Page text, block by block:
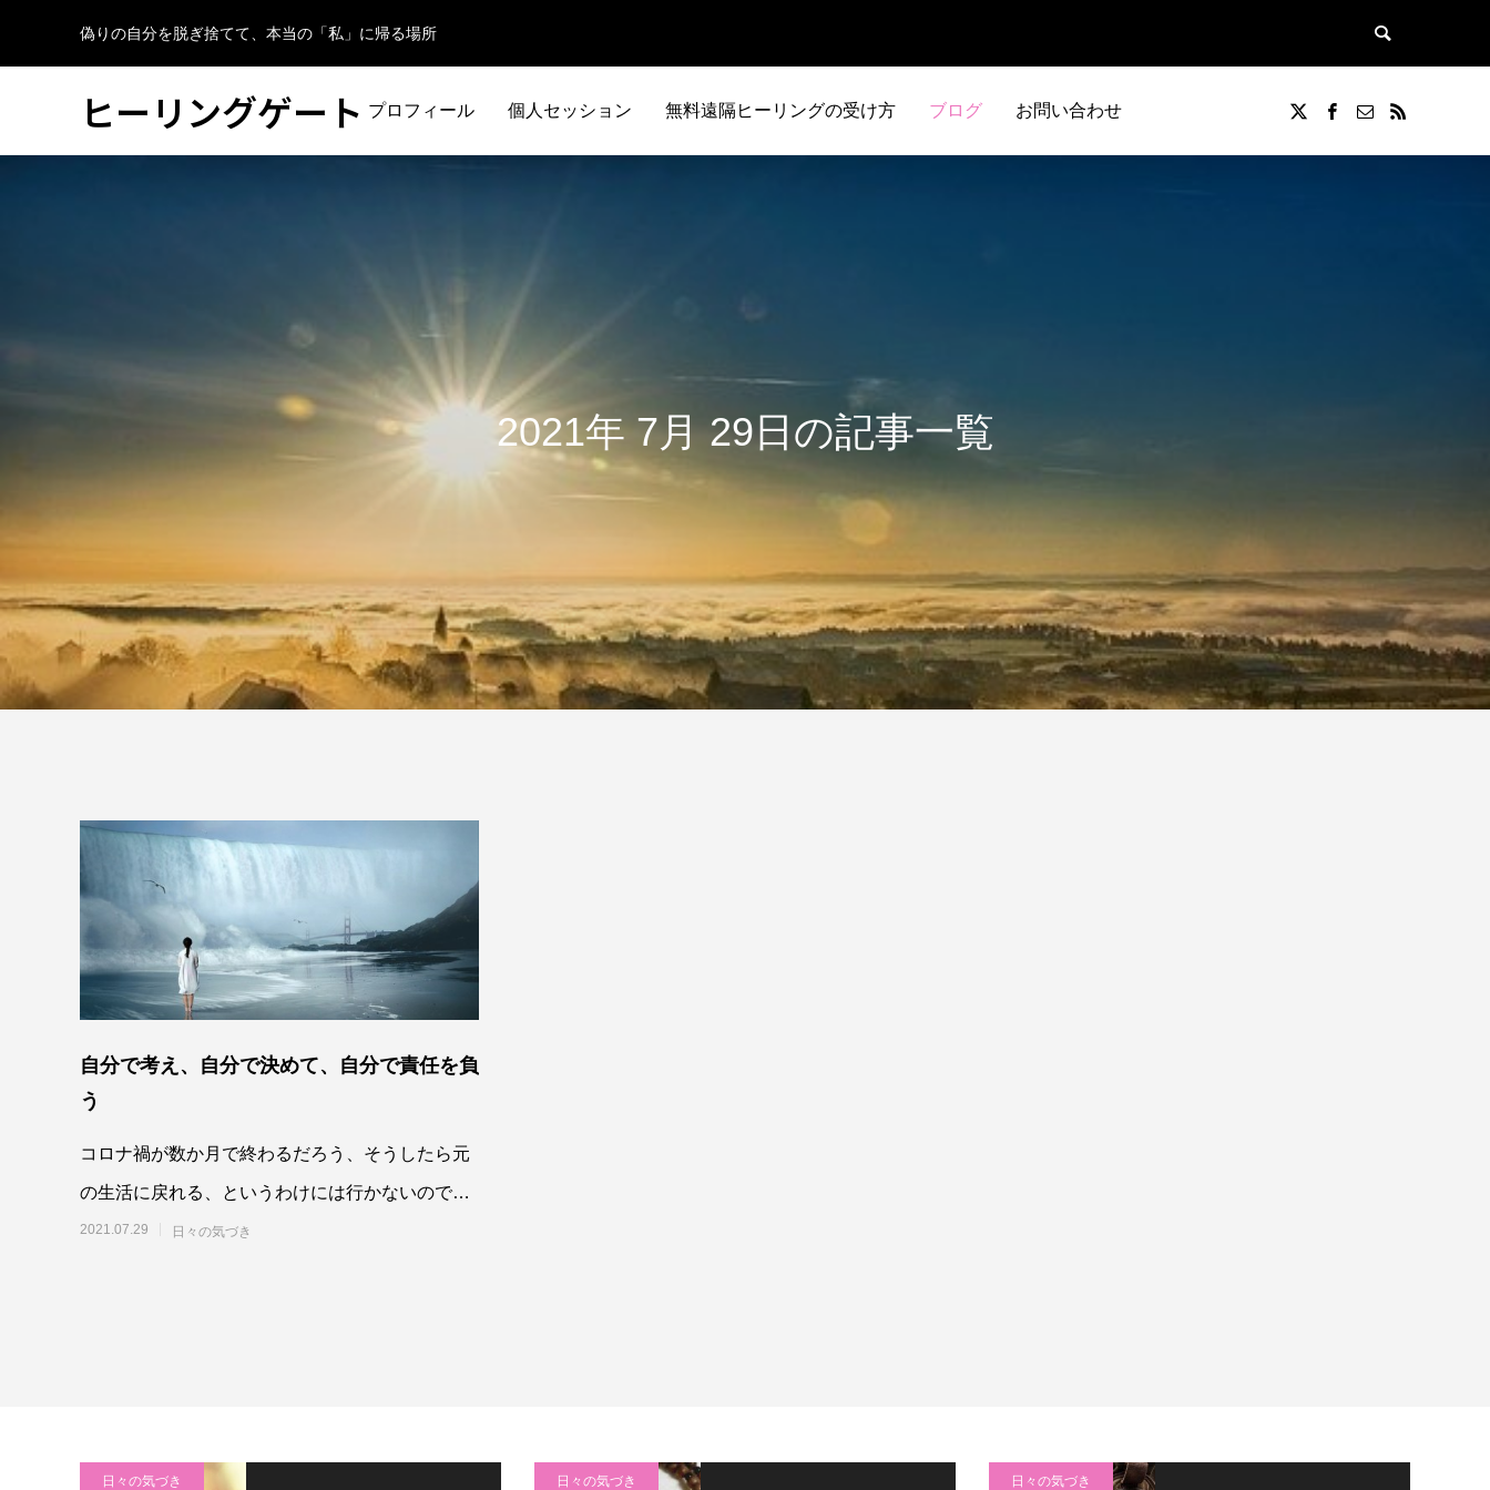
偽りの自分を脱ぎ捨てて、本当の「私」に帰る場所
ヒーリングゲート プロフィール 個人セッション 無料遠隔ヒーリングの受け方 ブログ お問い合わせ
2021年 7月 29日の記事一覧
自分で考え、自分で決めて、自分で責任を負
う
コロナ禍が数か月で終わるだろう、そうしたら元
の生活に戻れる、というわけには行かないのでは
ないかな、と思います。私たち一人一人の外面
2021.07.29 日々の気づき
日々の気づき 日々の気づき 日々の気づき